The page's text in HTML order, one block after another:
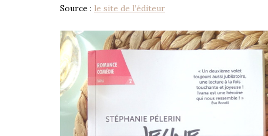
Source : le site de l’éditeur